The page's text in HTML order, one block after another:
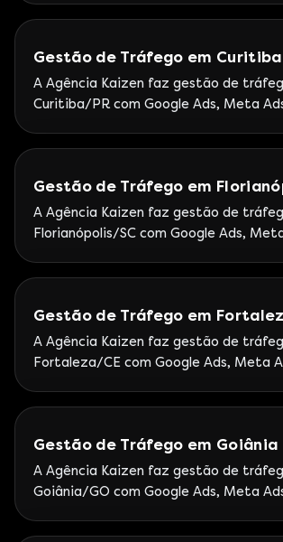
Partner Premier.
Gestão de Tráfego em Curitiba
A Agência Kaizen faz gestão de
Curitiba/PR com Google Ads, Meta
proximidade com o mercado
Gestão de Tráfego em
A Agência Kaizen faz gestão de
Florianópolis/SC com Google Ads,
proximidade com o ecossistema
Gestão de Tráfego em
A Agência Kaizen faz gestão de
Fortaleza/CE com Google Ads, Meta
performance e visitas sob demanda
Gestão de Tráfego em Goiânia
A Agência Kaizen faz gestão de
Goiânia/GO com Google Ads, Meta
pipeline.